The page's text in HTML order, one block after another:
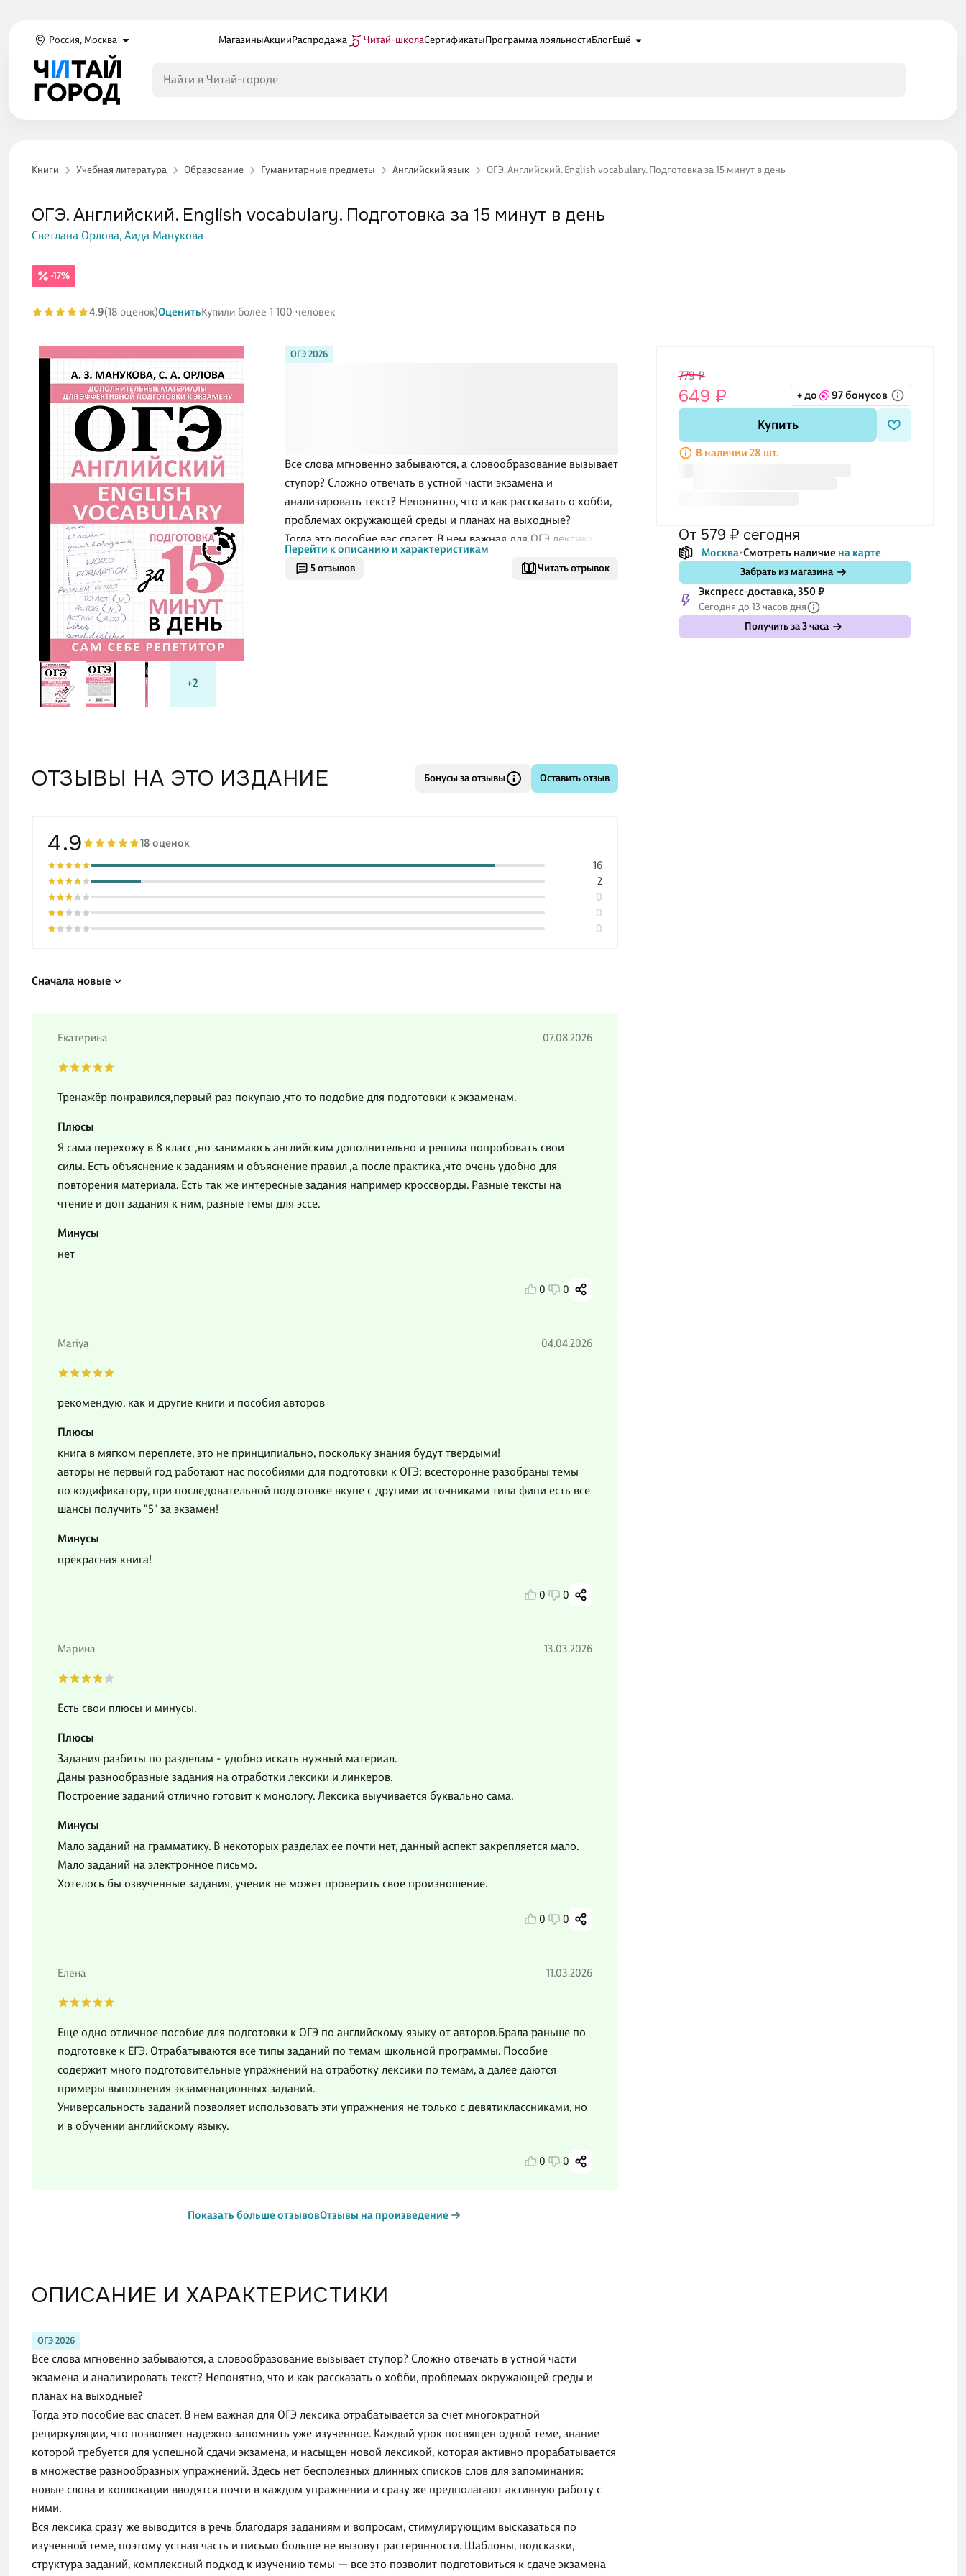
Россия, Москва МагазиныАкцииРаспродажа Читай-школаСертификатыПрограмма лояльностиБлогЕщё
Книги Учебная литература Образование Гуманитарные предметы Английский язык ОГЭ. Английский. English vocabulary. Подготовка за 15 минут в день
+2
5 отзывов Читать отрывок
ОГЭ 2026
Все слова мгновенно забываются, а словообразование вызывает
ступор? Сложно отвечать в устной части экзамена и
анализировать текст? Непонятно, что и как рассказать о хобби,
проблемах окружающей среды и планах на выходные?
Тогда это пособие вас спасет. В нем важная для ОГЭ лексика
отрабатывается за счет многократной рециркуляции, что
позволяет надежно запомнить уже изученное. Каждый урок
Перейти к описанию и характеристикам
-17%
ОГЭ. Английский. English vocabulary. Подготовка за 15 минут в день
Светлана Орлова, Аида Манукова
4.9(18 оценок)ОценитьКупили более 1 100 человек
779 ₽
649 ₽ + до 97 бонусов
Купить
В наличии 28 шт.
от 579 ₽ сегодня
Москва Смотреть наличие на карте
Забрать из магазина
Экспресс-доставка, 350 ₽
Сегодня до 13 часов дня
Получить за 3 часа
ОПИСАНИЕ И ХАРАКТЕРИСТИКИ
ОГЭ 2026
Все слова мгновенно забываются, а словообразование вызывает ступор? Сложно отвечать в устной части
экзамена и анализировать текст? Непонятно, что и как рассказать о хобби, проблемах окружающей среды и
планах на выходные?
Тогда это пособие вас спасет. В нем важная для ОГЭ лексика отрабатывается за счет многократной
рециркуляции, что позволяет надежно запомнить уже изученное. Каждый урок посвящен одной теме, знание
которой требуется для успешной сдачи экзамена, и насыщен новой лексикой, которая активно прорабатывается
в множестве разнообразных упражнений. Здесь нет бесполезных длинных списков слов для запоминания:
новые слова и коллокации вводятся почти в каждом упражнении и сразу же предполагают активную работу с
ними.
Вся лексика сразу же выводится в речь благодаря заданиям и вопросам, стимулирующим высказаться по
изученной теме, поэтому устная часть и письмо больше не вызовут растерянности. Шаблоны, подсказки,
структура заданий, комплексный подход к изучению темы — все это позволит подготовиться к сдаче экзамена
ОТЗЫВЫ НА ЭТО ИЗДАНИЕ Бонусы за отзывы Оставить отзыв
4.9 18 оценок
0
0
0
2
16
Сначала новые
Екатерина 07.08.2026
Тренажёр понравился,первый раз покупаю ,что то подобие для подготовки к экзаменам.
Плюсы
Я сама перехожу в 8 класс ,но занимаюсь английским дополнительно и решила попробовать свои
силы. Есть объяснение к заданиям и объяснение правил ,а после практика ,что очень удобно для
повторения материала. Есть так же интересные задания например кроссворды. Разные тексты на
чтение и доп задания к ним, разные темы для эссе.
Минусы
нет
0 0
Mariya 04.04.2026
рекомендую, как и другие книги и пособия авторов
Плюсы
книга в мягком переплете, это не принципиально, поскольку знания будут твердыми!
авторы не первый год работают нас пособиями для подготовки к ОГЭ: всесторонне разобраны темы
по кодификатору, при последовательной подготовке вкупе с другими источниками типа фипи есть все
шансы получить "5" за экзамен!
Минусы
прекрасная книга!
0 0
Марина 13.03.2026
Есть свои плюсы и минусы.
Плюсы
Задания разбиты по разделам - удобно искать нужный материал.
Даны разнообразные задания на отработки лексики и линкеров.
Построение заданий отлично готовит к монологу. Лексика выучивается буквально сама.
Минусы
Мало заданий на грамматику. В некоторых разделах ее почти нет, данный аспект закрепляется мало.
Мало заданий на электронное письмо.
Хотелось бы озвученные задания, ученик не может проверить свое произношение.
0 0
Елена 11.03.2026
Еще одно отличное пособие для подготовки к ОГЭ по английскому языку от авторов.Брала раньше по
подготовке к ЕГЭ. Отрабатываются все типы заданий по темам школьной программы. Пособие
содержит много подготовительные упражнений на отработку лексики по темам, а далее даются
примеры выполнения экзаменационных заданий.
Универсальность заданий позволяет использовать эти упражнения не только с девятиклассниками, но
и в обучении английскому языку.
0 0
Показать больше отзывовОтзывы на произведение